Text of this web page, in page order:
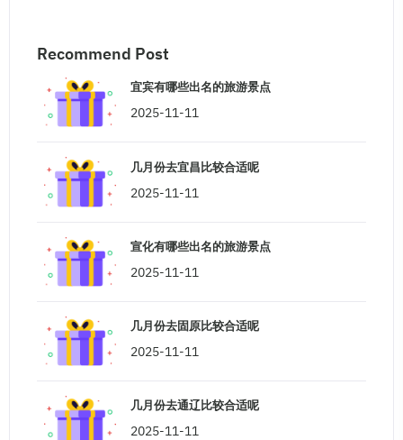
Recommend Post
宜宾有哪些出名的旅游景点
2025-11-11
几月份去宜昌比较合适呢
2025-11-11
宣化有哪些出名的旅游景点
2025-11-11
几月份去固原比较合适呢
2025-11-11
几月份去通辽比较合适呢
2025-11-11